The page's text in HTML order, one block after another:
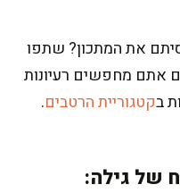
את המתכון? שתפו
אתם מחפשים רעיונות
בקטגוריית הרטבים.
של גילה: